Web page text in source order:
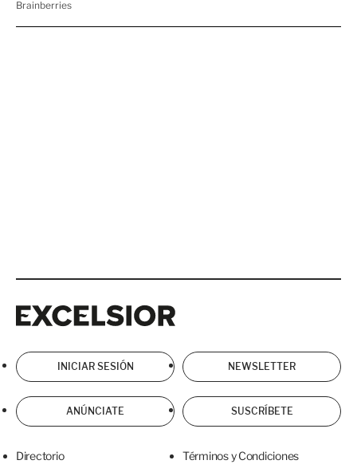
INICIAR SESIÓN NEWSLETTER
ANÚNCIATE SUSCRÍBETE
Directorio Términos y Condiciones